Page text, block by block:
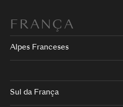
FRANÇA
Alpes Franceses
Sul da França